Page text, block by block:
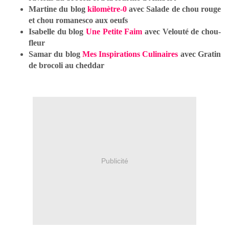
Martine du blog kilomètre-0avec Salade de chou rouge
et chou romanesco aux oeufs
Isabelle du blog Une Petite Faim avec Velouté de chou-
fleur
Samar du blog Mes Inspirations Culinaires avec Gratin
de brocoli au cheddar
Publicité